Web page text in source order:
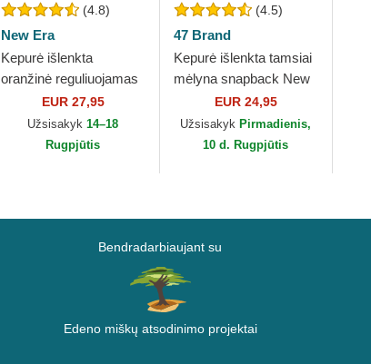
(4.8)
New Era
Kepurė išlenkta
oranžinė reguliuojamas
9FORTY The League
Denver Broncos NFL
New Era
EUR 27,95
Užsisakyk14–18
Rugpjūtis
(4.5)
47 Brand
Kepurė išlenkta tamsiai
mėlyna snapback New
York Yankees MLB 47
Brand
EUR 24,95
Užsisakyk Pirmadienis,
10 d. Rugpjūtis
Bendradarbiaujant su
Edeno miškų atsodinimo projektai